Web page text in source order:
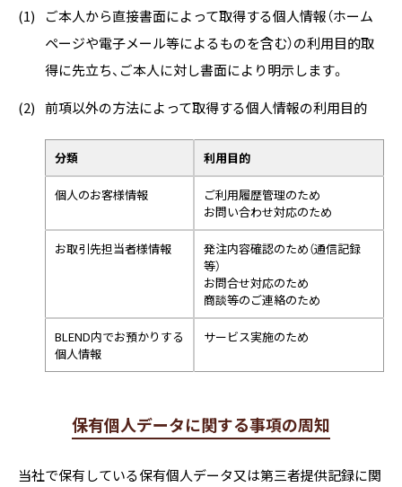
(1)
ご本人から直接書面によって取得する個人情報（ホーム
ページや電子メール等によるものを含む）の利用目的取
得に先立ち、ご本人に対し書面により明示します。
(2) 前項以外の方法によって取得する個人情報の利用目的
分類 利用目的
個人のお客様情報
ご利用履歴管理のため
お問い合わせ対応のため
お取引先担当者様情報
発注内容確認のため（通信記録
等）
お問合せ対応のため
商談等のご連絡のため
BLEND内でお預かりする
個人情報
サービス実施のため
保有個人データに関する事項の周知
当社で保有している保有個人データ又は第三者提供記録に関